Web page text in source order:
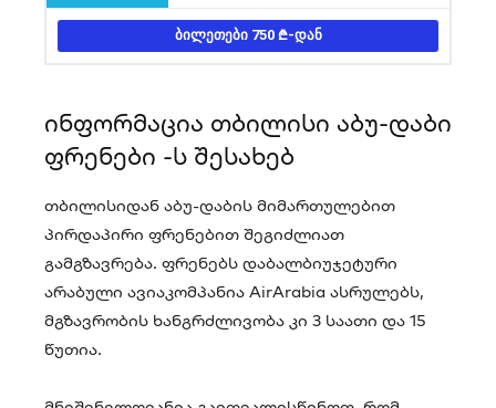
ᲑᲘᲚᲔᲗᲔᲑᲘ 750 -ᲓᲐᲜ
ინფორმაცია თბილისი აბუ-დაბი
ფრენები -ს შესახებ
თბილისიდან აბუ-დაბის მიმართულებით
პირდაპირი ფრენებით შეგიძლიათ
გამგზავრება. ფრენებს დაბალბიუჯეტური
არაბული ავიაკომპანია AirArabia ასრულებს,
მგზავრობის ხანგრძლივობა კი 3 საათი და 15
წუთია.